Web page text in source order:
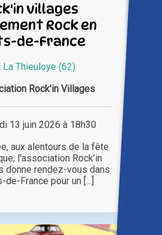
villages
Rock en
de-France
La Thieuloye (62)
Rock'in Villages
13 juin 2026 à 18h30
aux alentours de la fête
l'association Rock’in
donne rendez-vous dans
de-France pour un [...]